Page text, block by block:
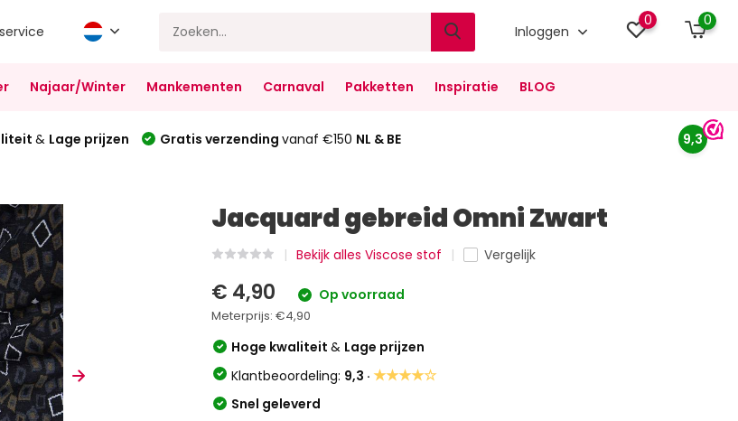
Inloggen
0 0
Najaar/Winter Mankementen Carnaval Pakketten Inspiratie BLOG
& Lage prijzen Gratis verzending vanaf €150 NL & BE 9,3
Jacquard gebreid Omni Zwart
Bekijk alles Viscose stof Vergelijk
€ 4,90 Op voorraad
Meterprijs:€4,90
Hoge kwaliteit& Lage prijzen
Klantbeoordeling: 9,3 ·★★★★☆
Snel geleverd